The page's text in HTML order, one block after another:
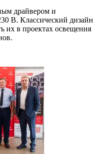
драйвером и
В. Классический дизайн
их в проектах освещения